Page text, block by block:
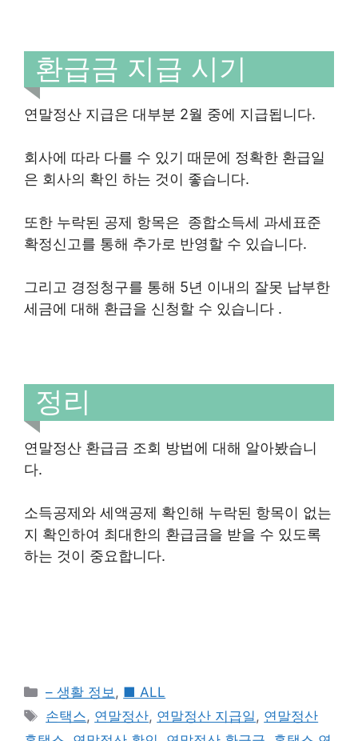
환급금 지급 시기
연말정산 지급은 대부분 2월 중에 지급됩니다.
회사에 따라 다를 수 있기 때문에 정확한 환급일
은 회사의 확인 하는 것이 좋습니다.
또한 누락된 공제 항목은 종합소득세 과세표준
확정신고를 통해 추가로 반영할 수 있습니다.
그리고 경정청구를 통해 5년 이내의 잘못 납부한
세금에 대해 환급을 신청할 수 있습니다​ .
정리
연말정산 환급금 조회 방법에 대해 알아봤습니
다.
소득공제와 세액공제 확인해 누락된 항목이 없는
지 확인하여 최대한의 환급금을 받을 수 있도록
하는 것이 중요합니다.
Categories
– 생활 정보 , ■ ALL
Tags
손택스, 연말정산, 연말정산 지급일 , 연말정산